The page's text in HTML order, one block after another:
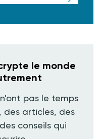
le monde
pas le temps
des articles, des
conseils qui